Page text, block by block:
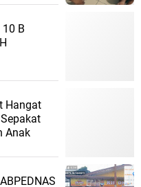
B
Hangat
Anak